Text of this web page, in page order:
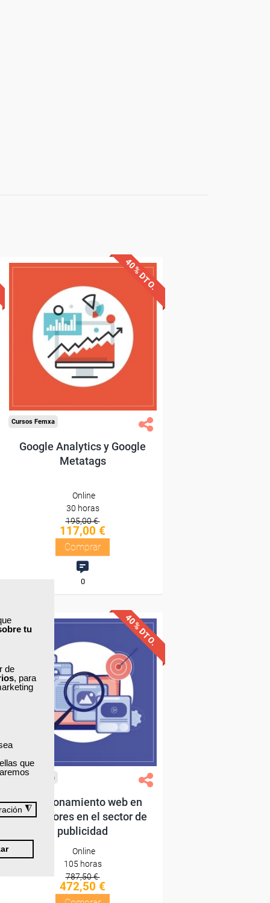
tu
de
, para
que
◮
40% DTO.
Descuentos especiales
Sin requisitos de acceso
Diploma
Compra segura
Cursos Femxa
Google Analytics y Google
Metatags
Online
30 horas
195,00 €
117,00 €
Comprar
0
40% DTO.
Descuentos especiales
Sin requisitos de acceso
Diploma
Compra segura
Cursos Femxa
Posicionamiento web en
buscadores en el sector de
publicidad
Online
105 horas
787,50 €
472,50 €